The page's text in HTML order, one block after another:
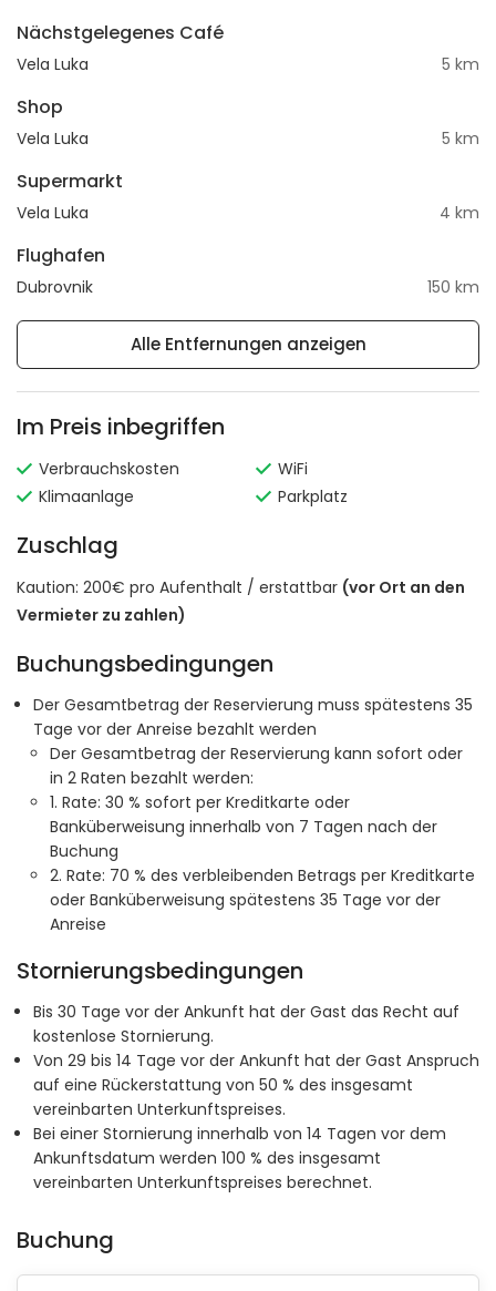
Nächstgelegenes Café
Vela Luka 5 km
Shop
Vela Luka 5 km
Supermarkt
Vela Luka 4 km
Flughafen
Dubrovnik 150 km
Alle Entfernungen anzeigen
Im Preis inbegriffen
Verbrauchskosten
Klimaanlage
WiFi
Parkplatz
Zuschlag
Kaution: 200€ pro Aufenthalt / erstattbar (vor Ort an den
Vermieter zu zahlen)
Buchungsbedingungen
Der Gesamtbetrag der Reservierung muss spätestens 35
Tage vor der Anreise bezahlt werden
Der Gesamtbetrag der Reservierung kann sofort oder
in 2 Raten bezahlt werden:
1. Rate: 30 % sofort per Kreditkarte oder
Banküberweisung innerhalb von 7 Tagen nach der
Buchung
2. Rate: 70 % des verbleibenden Betrags per Kreditkarte
oder Banküberweisung spätestens 35 Tage vor der
Anreise
Stornierungsbedingungen
Bis 30 Tage vor der Ankunft hat der Gast das Recht auf
kostenlose Stornierung.
Von 29 bis 14 Tage vor der Ankunft hat der Gast Anspruch
auf eine Rückerstattung von 50 % des insgesamt
vereinbarten Unterkunftspreises.
Bei einer Stornierung innerhalb von 14 Tagen vor dem
Ankunftsdatum werden 100 % des insgesamt
vereinbarten Unterkunftspreises berechnet.
Buchung